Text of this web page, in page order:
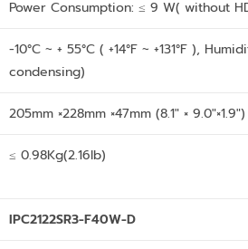
Power Consumption: ≤ 9 W( without
-10°C ~ + 55°C ( +14°F ~ +131°F ),
condensing)
205mm ×228mm ×47mm (8.1″ × 9.0″×1.9″)
≤ 0.98Kg(2.16lb)
IPC2122SR3-F40W-D